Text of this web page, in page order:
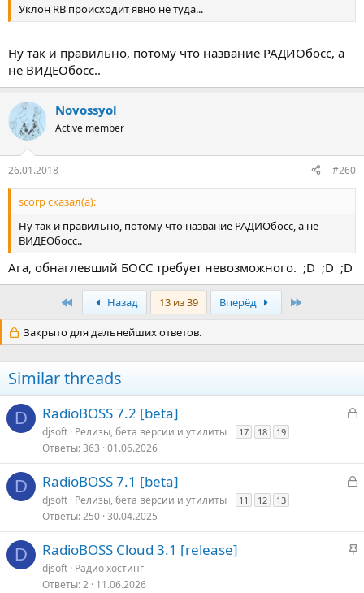
Уклон RB происходит явно не туда...
Ну так и правильно, потому что название РАДИОбосс, а
не ВИДЕОбосс..
Novossyol
Active member
26.01.2018 #260
scorp сказал(а):
Ну так и правильно, потому что название РАДИОбосс, а не
ВИДЕОбосс..
Ага, обнаглевший БОСС требует невозможного. ;D ;D ;D
ПервыйНазад 13 из 39 Вперёд
Закрыто для дальнейших ответов.
Similar threads
D
З
р
RadioBOSS 7.2 [beta]
djsoft Релизы, бета версии и утилиты 17 18 19
Ответы 363 01.06.2026
D
З
р
RadioBOSS 7.1 [beta]
djsoft Релизы, бета версии и утилиты 11 12 13
Ответы 250 30.04.2025
D
З
RadioBOSS Cloud 3.1 [release]
djsoft Радио хостинг
Ответы 2 11.06.2026